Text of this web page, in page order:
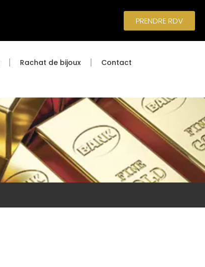
PRENDRE RDV
Rachat de bijoux Contact